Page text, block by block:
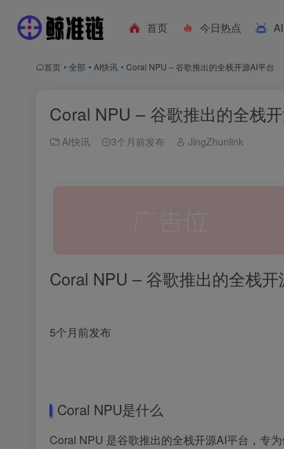
首页 今日热点
首页 • 全部 • AI快讯 • Coral NPU – 谷歌推出的全栈开源AI平台
Coral NPU – 谷歌推出的全栈
AI快讯 3个月前发布 JingZhunlink
Coral NPU – 谷歌推出的全栈开
5个月前发布
Coral NPU是什么
Coral NPU 是谷歌推出的全栈开源AI平台，专